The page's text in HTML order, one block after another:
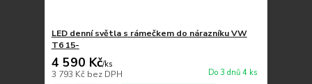
LED denní světla s rámečkem do nárazníku VW
T6 15-
4 590 Kč/ks
3 793 Kč bez DPH Do 3 dnů 4 ks